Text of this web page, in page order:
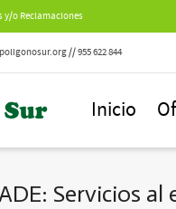
y/o Reclamaciones
// 955 622 844
Inicio
Servicios